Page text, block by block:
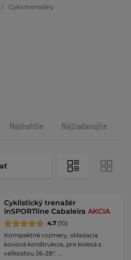
Cyklotrenažéry
Najdrahšie Najžiadanejšie
Cyklistický trenažér
inSPORTline CabaleiraAKCIA
4.7 (10)
Kompaktné rozmery, skladacia
kovová konštrukcia, pre kolesá s
veľkosťou 26-28", …